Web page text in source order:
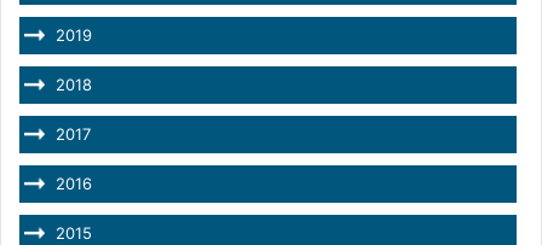
2019
2018
2017
2016
2015